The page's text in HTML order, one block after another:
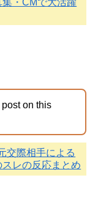
・CMで大活躍
on this
交際相手による
レの反応まとめ